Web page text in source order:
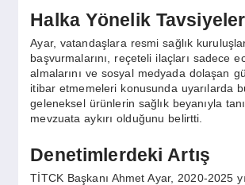
Halka Yönelik Tavsiyeler
Ayar, vatandaşlara resmi sağlık
başvurmalarını, reçeteli ilaçları sadece
almalarını ve sosyal medyada dolaşan
itibar etmemeleri konusunda uyarılarda
geleneksel ürünlerin sağlık beyanıyla
mevzuata aykırı olduğunu belirtti.
Denetimlerdeki Artış
TİTCK Başkanı Ahmet Ayar, 2020-2025